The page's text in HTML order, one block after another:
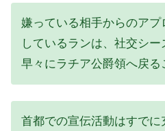
嫌っている相手からのアプ
しているランは、社交シ
早々にラチア公爵領へ戻る
首都での宣伝活動はすで